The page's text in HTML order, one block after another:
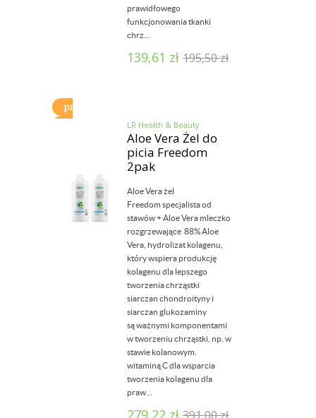
prawidłowego
funkcjonowania tkanki
chrz...
139,61 zł 195,50zł
LR Health & Beauty
Aloe Vera Żel do
picia Freedom
2pak
Aloe Vera żel
Freedom specjalista od
stawów + Aloe Vera mleczko
rozgrzewające 88% Aloe
Vera, hydrolizat kolagenu,
który wspiera produkcję
kolagenu dla lepszego
tworzenia chrząstki
siarczan chondroityny i
siarczan glukozaminy
są ważnymi komponentami
w tworzeniu chrząstki, np. w
stawie kolanowym.
witaminą C dla wsparcia
tworzenia kolagenu dla
praw...
279,22 zł